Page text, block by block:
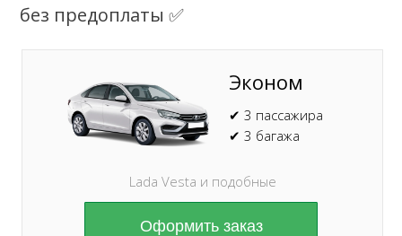
без предоплаты ✅
Оформить заказ
Эконом
Lada Vesta и подобные
✔ 3 пассажира
✔ 3 багажа